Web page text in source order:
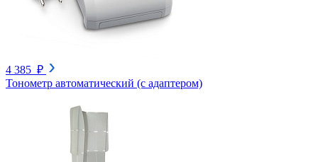
4 385 ₽
Тонометр автоматический (с адаптером)